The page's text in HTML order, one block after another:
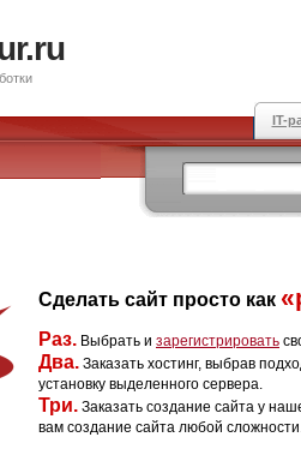
IT-
Сделать сайт просто как
Раз. Выбрать и зарегистрировать
Два. Заказать хостинг, выбрав
установку выделенного сервера.
Три. Заказать создание сайта у
вам создание сайта любой